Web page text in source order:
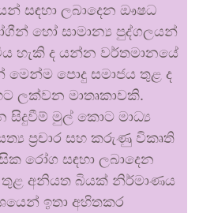
සඳහා ලබාදෙන ඖෂධ
හෝ සාමාන්‍ය පුද්ගලයන්
හැකි ද යන්න වර්තමානයේ
පොදු සමාජය තුළ ද
ලක්වන මාතෘකාවකි.
සිදුවීම් මුල් කොට මාධ්‍ය
ප්‍රචාර සහ කරුණු විකෘති
රෝග සඳහා ලබාදෙන
තුළ අනියත බියක් නිර්මාණය
ඉතා අහිතකර